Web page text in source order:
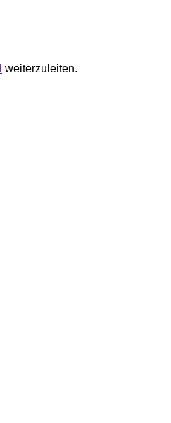
weiterzuleiten.